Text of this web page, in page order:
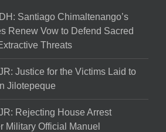
Santiago Chimaltenango’s
Renew Vow to Defend Sacred
Threats
Justice for the Victims Laid to
Jilotepeque
Rejecting House Arrest
Military Official Manuel